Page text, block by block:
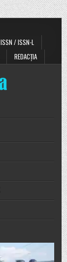
ISSN / ISSN-L
REDACȚIA